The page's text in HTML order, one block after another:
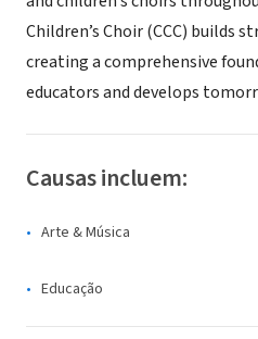
Children’s Choir (CCC) builds
creating a comprehensive
educators and develops
Causas incluem:
Arte & Música
Educação